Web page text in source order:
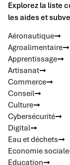
Explorez la liste
les aides et
Aéronautique
Agroalimentaire
Apprentissage
Artisanat
Commerce
Conseil
Culture
Cybersécurité
Digital
Eau et déchets
Economie sociale
Education